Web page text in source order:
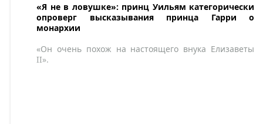
«Я не в ловушке»: принц Уильям категорически
опроверг высказывания принца Гарри о
монархии
«Он очень похож на настоящего внука Елизаветы
II».